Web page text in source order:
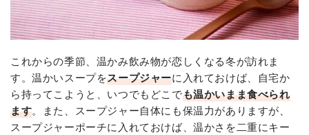
これからの季節、温かみ飲み物が恋しくなる冬が訪れま
す。温かいスープをスープジャーに入れておけば、自宅か
ら持ってこようと、いつでもどこでも温かいまま食べられ
ます。また、スープジャー自体にも保温力がありますが、
スープジャーポーチに入れておけば、温かさを二重にキー